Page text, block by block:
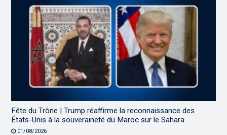
Fête du Trône | Trump réaffirme la reconnaissance des
États-Unis à la souveraineté du Maroc sur le Sahara
01/08/2026